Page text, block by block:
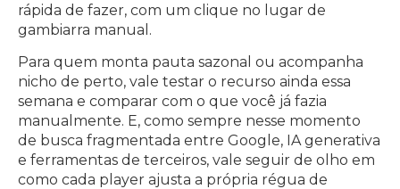
rápida de fazer, com um clique no lugar de
gambiarra manual.
Para quem monta pauta sazonal ou acompanha
nicho de perto, vale testar o recurso ainda essa
semana e comparar com o que você já fazia
manualmente. E, como sempre nesse momento
de busca fragmentada entre Google, IA generativa
e ferramentas de terceiros, vale seguir de olho em
como cada player ajusta a própria régua de